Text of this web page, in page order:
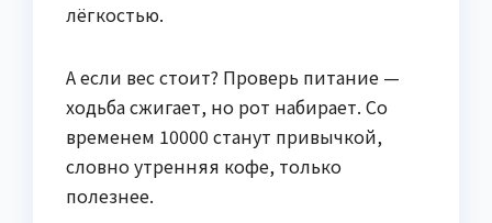
лёгкостью.
А если вес стоит? Проверь питание —
ходьба сжигает, но рот набирает. Со
временем 10000 станут привычкой,
словно утренняя кофе, только
полезнее.